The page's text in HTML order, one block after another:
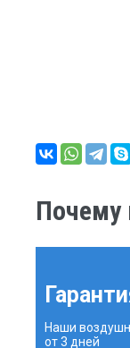
Почему
Наши
от 3 дней